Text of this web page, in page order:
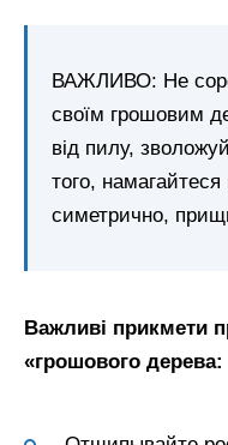
ВАЖЛИВО: Не
своїм грошовим
від пилу,
того,
симетрично,
Важливі прикмети
«грошового дерева: